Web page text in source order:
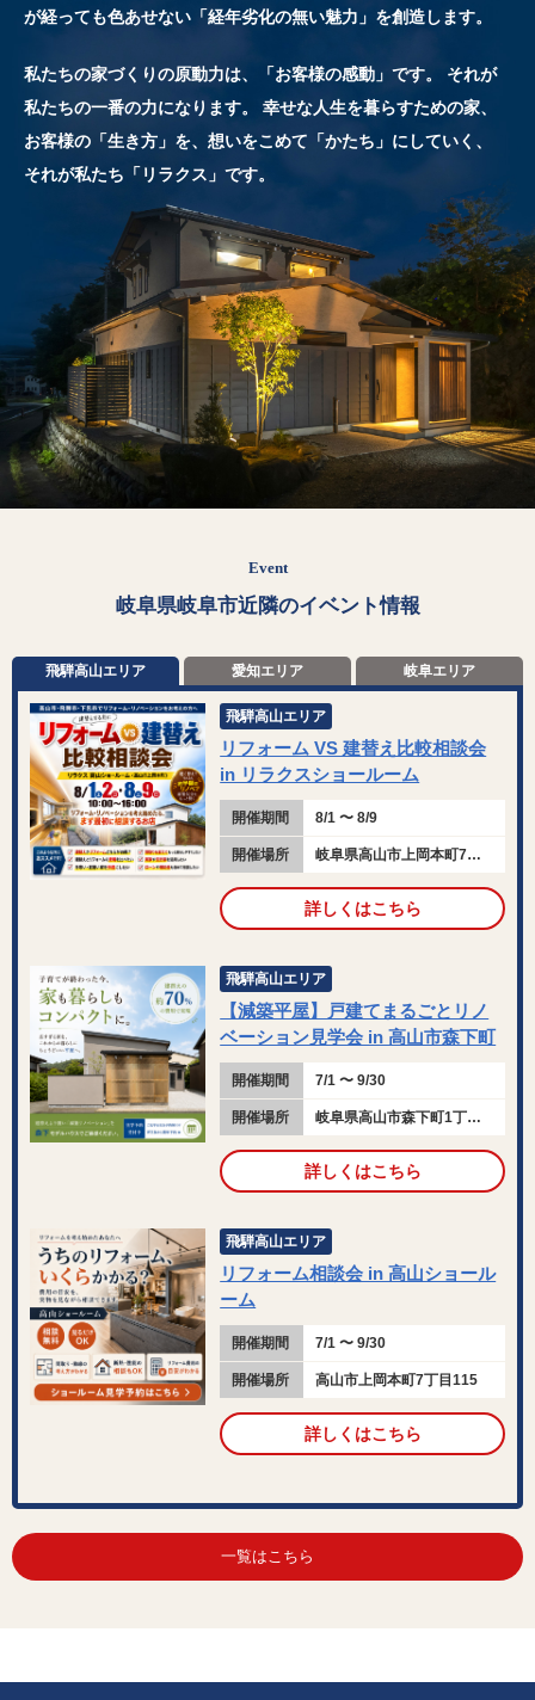
が経っても色あせない「経年劣化の無い魅力」を創造します。
私たちの家づくりの原動力は、「お客様の感動」です。
それが
私たちの一番の力になります。
幸せな人生を暮らすための家、
お客様の「生き方」を、想いをこめて「かたち」にしていく、
それが私たち「リラクス」です。
Event
岐阜県岐阜市近隣のイベント情報
飛騨高山エリア 愛知エリア 岐阜エリア
飛騨高山エリア
リフォーム VS 建替え比較相談会
in リラクスショールーム
開催期間 8/1 〜 8/9
開催場所 岐阜県高山市上岡本町7丁目115
詳しくはこちら
飛騨高山エリア
【減築平屋】戸建てまるごとリノ
ベーション見学会 in 高山市森下町
開催期間 7/1 〜 9/30
開催場所 岐阜県高山市森下町1丁目145-5
詳しくはこちら
飛騨高山エリア
リフォーム相談会 in 高山ショール
ーム
開催期間 7/1 〜 9/30
開催場所 高山市上岡本町7丁目115
詳しくはこちら
一覧はこちら